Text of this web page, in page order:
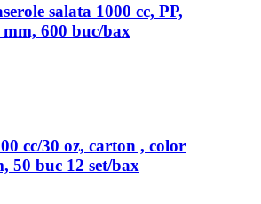
salata 1000 cc, PP,
600 buc/bax
cc/30 oz, carton , color
50 buc 12 set/bax